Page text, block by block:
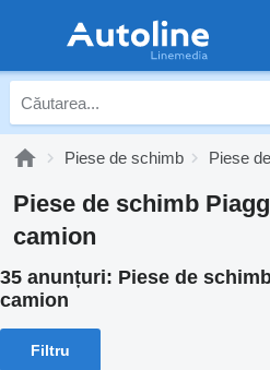
Piese de schimb Piese
Piese de schimb
camion
35 anunțuri: Piese de
camion
Filtru